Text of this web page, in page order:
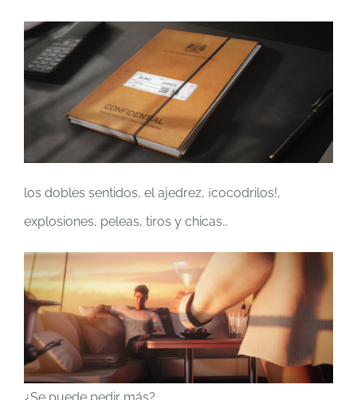
los dobles sentidos, el ajedrez, ¡cocodrilos!,
explosiones, peleas, tiros y chicas…